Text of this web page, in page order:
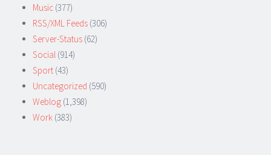
Music (377)
RSS/XML Feeds (306)
Server-Status (62)
Social (914)
Sport (43)
Uncategorized (590)
Weblog (1,398)
Work (383)